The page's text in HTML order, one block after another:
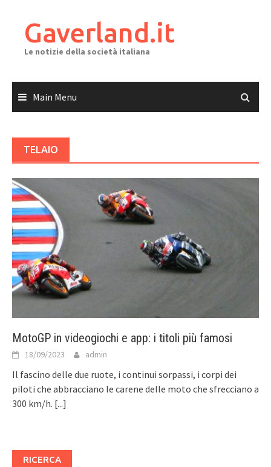
contentGaverland.it
Le notizie della società italiana
Main Menu
TELAIO
MotoGP in videogiochi e app: i titoli più famosi
18/09/2023 admin
Il fascino delle due ruote, i continui sorpassi, i corpi dei
piloti che abbracciano le carene delle moto che sfrecciano a
300 km/h. [...]
RICERCA